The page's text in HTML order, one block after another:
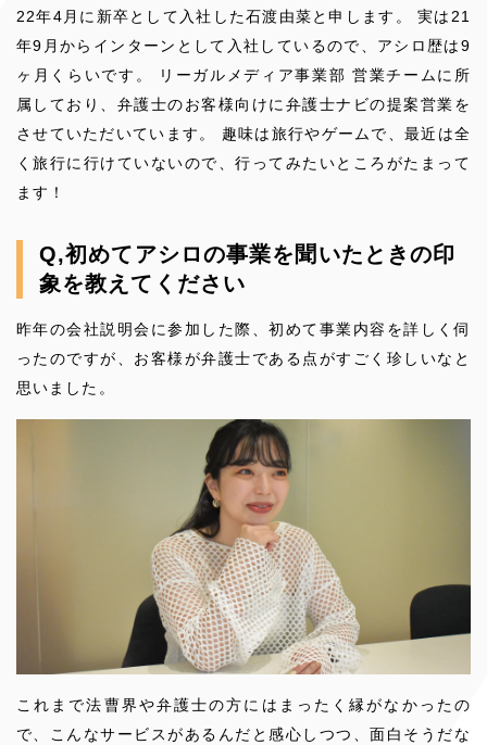
22年4月に新卒として入社した石渡由菜と申します。 実は21
年9月からインターンとして入社しているので、アシロ歴は9
ヶ月くらいです。 リーガルメディア事業部 営業チームに所
属しており、弁護士のお客様向けに弁護士ナビの提案営業を
させていただいています。 趣味は旅行やゲームで、最近は全
く旅行に行けていないので、行ってみたいところがたまって
ます！
Q,初めてアシロの事業を聞いたときの印
象を教えてください
昨年の会社説明会に参加した際、初めて事業内容を詳しく伺
ったのですが、お客様が弁護士である点がすごく珍しいなと
思いました。
これまで法曹界や弁護士の方にはまったく縁がなかったの
で、こんなサービスがあるんだと感心しつつ、面白そうだな